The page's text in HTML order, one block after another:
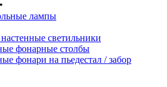
лампы
светильники
фонарные столбы
фонари на пьедестал / забор